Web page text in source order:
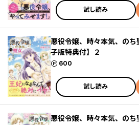
試し読み
悪役令嬢、時々本気、の
子版特典付】２
600
ポイント
試し読み
悪役令嬢、時々本気、の